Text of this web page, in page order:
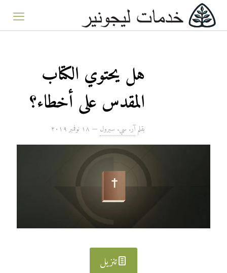
هل يحتوي الكتاب
المقدس على أخطاء؟
بقلم آر. سي. سبرول — ۱۸ نوفمبر ۲۰۱۹
تنزيل